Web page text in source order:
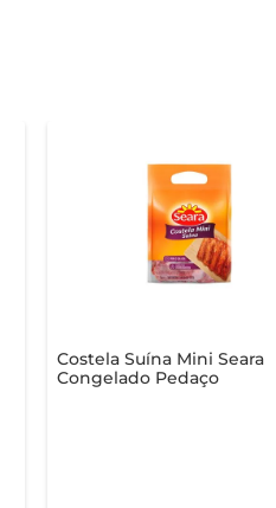
Costela Suína Mini Seara
Congelado Pedaço